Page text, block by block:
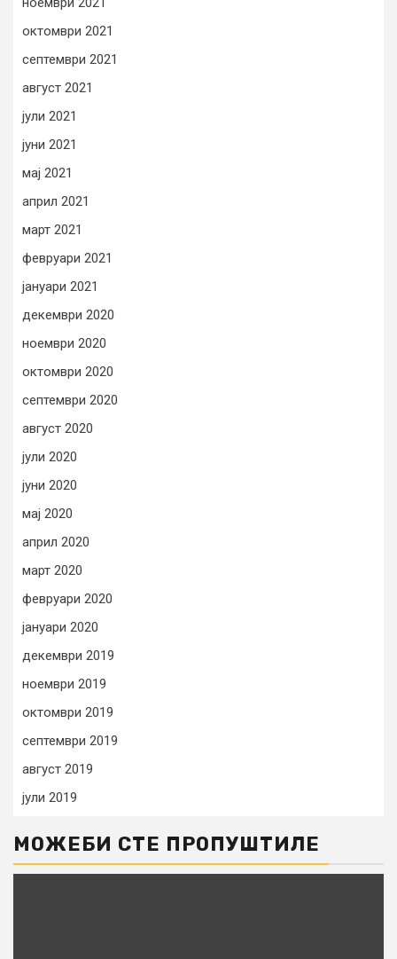
октомври 2021
септември 2021
август 2021
јули 2021
јуни 2021
мај 2021
април 2021
март 2021
февруари 2021
јануари 2021
декември 2020
ноември 2020
октомври 2020
септември 2020
август 2020
јули 2020
јуни 2020
мај 2020
април 2020
март 2020
февруари 2020
јануари 2020
декември 2019
ноември 2019
октомври 2019
септември 2019
август 2019
јули 2019
МОЖЕБИ СТЕ ПРОПУШТИЛЕ